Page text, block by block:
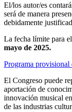
El/los autor/es
será de manera
debidamente
La fecha límite para
mayo de 2025.
Programa provisional
El Congreso puede
aportación de
innovación musical
de las industrias